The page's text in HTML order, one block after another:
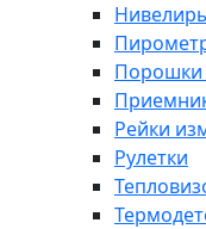
Порошки
Рейки
Рулетки